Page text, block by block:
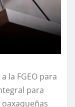
la FGEO para
para